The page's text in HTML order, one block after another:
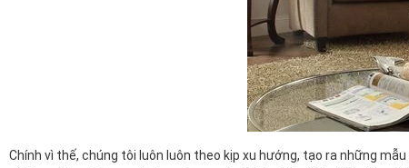
Chính vì thế, chúng tôi luôn luôn theo kịp xu hướng, tạo ra những mẫu